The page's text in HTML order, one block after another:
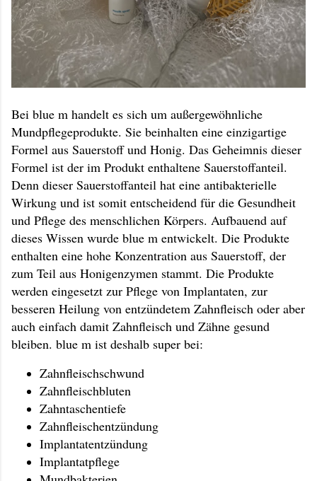
Bei blue m handelt es sich um außergewöhnliche
Mundpflegeprodukte. Sie beinhalten eine einzigartige
Formel aus Sauerstoff und Honig. Das Geheimnis dieser
Formel ist der im Produkt enthaltene Sauerstoffanteil.
Denn dieser Sauerstoffanteil hat eine antibakterielle
Wirkung und ist somit entscheidend für die Gesundheit
und Pflege des menschlichen Körpers. Aufbauend auf
dieses Wissen wurde blue m entwickelt. Die Produkte
enthalten eine hohe Konzentration aus Sauerstoff, der
zum Teil aus Honigenzymen stammt. Die Produkte
werden eingesetzt zur Pflege von Implantaten, zur
besseren Heilung von entzündetem Zahnfleisch oder aber
auch einfach damit Zahnfleisch und Zähne gesund
bleiben. blue m ist deshalb super bei:
Zahnfleischschwund
Zahnfleischbluten
Zahntaschentiefe
Zahnfleischentzündung
Implantatentzündung
Implantatpflege